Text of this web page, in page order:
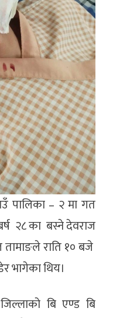
पालिका – २ मा गत
२८ का बस्ने देवराज
तामाङले राति १० बजे
भागेका थिय।
बि एण्ड बि